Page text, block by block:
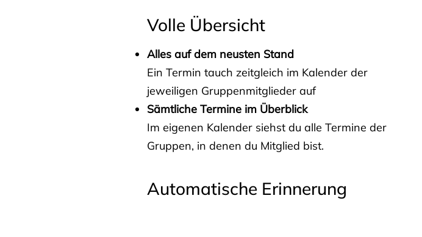
Volle Übersicht
Alles auf dem neusten Stand
Ein Termin tauch zeitgleich im Kalender der
jeweiligen Gruppenmitglieder auf
Sämtliche Termine im Überblick
Im eigenen Kalender siehst du alle Termine der
Gruppen, in denen du Mitglied bist.
Automatische Erinnerung